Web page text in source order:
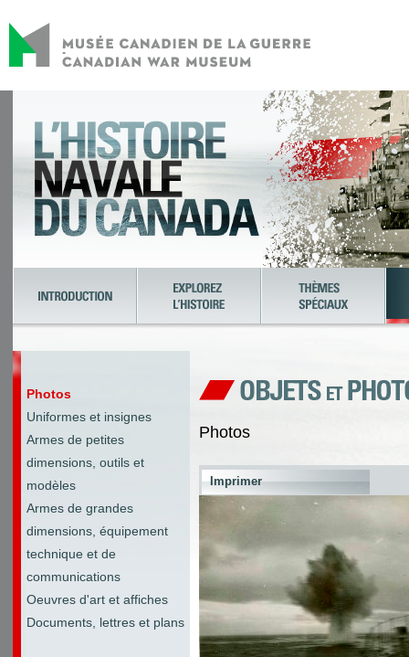
Photos
Uniformes et insignes
Armes de petites
dimensions, outils et
modèles
Armes de grandes
dimensions, équipement
technique et de
communications
Oeuvres d'art et affiches
Documents, lettres et plans
Photos
Imprimer